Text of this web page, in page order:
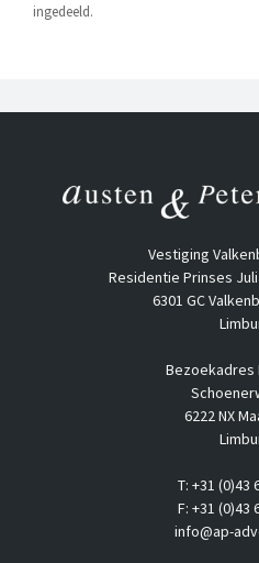
ingedeeld.
Vestiging
Residentie Prinses
6301 GC
Bezoekadres
6222 NX
T: +31 (0)43
F: +31 (0)43
info@ap-